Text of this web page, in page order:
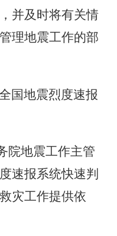
并及时将有关情
理地震工作的部
国地震烈度速报
院地震工作主管
速报系统快速判
灾工作提供依